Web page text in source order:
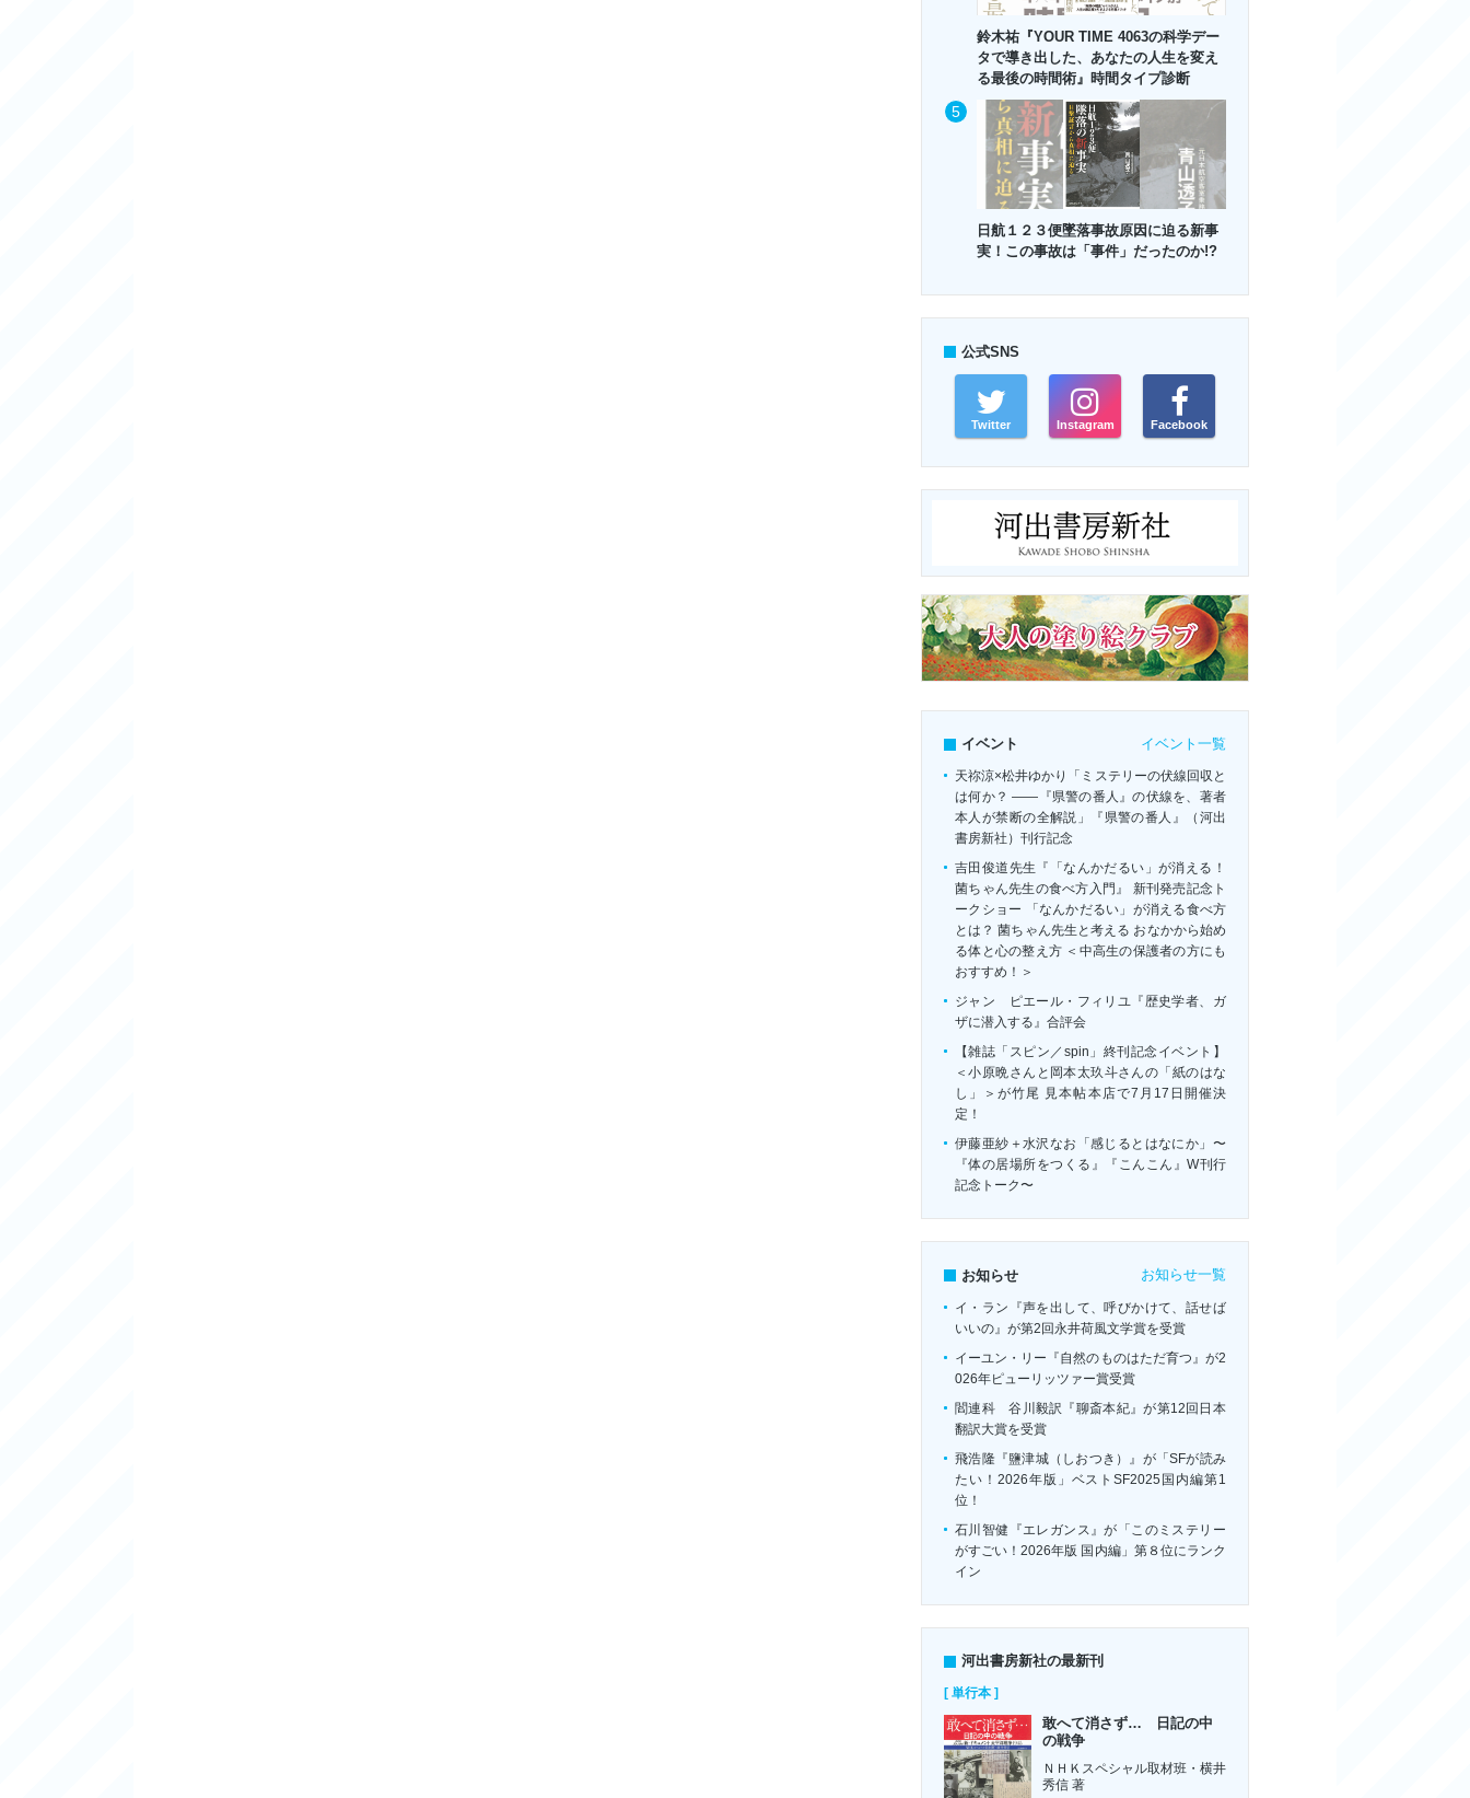
鈴木祐『YOUR TIME 4063の科学デー
タで導き出した、あなたの人生を変え
る最後の時間術』時間タイプ診断
日航１２３便墜落事故原因に迫る新事
実！この事故は「事件」だったのか!?
公式SNS
Twitter Instagram Facebook
イベント イベント一覧
天祢涼×松井ゆかり「ミステリーの伏線回収と
は何か？ ――『県警の番人』の伏線を、著者
本人が禁断の全解説」『県警の番人』（河出
書房新社）刊行記念
吉田俊道先生『「なんかだるい」が消える！
菌ちゃん先生の食べ方入門』 新刊発売記念ト
ークショー 「なんかだるい」が消える食べ方
とは？ 菌ちゃん先生と考える おなかから始め
る体と心の整え方 ＜中高生の保護者の方にも
おすすめ！＞
ジャン゠ピエール・フィリユ『歴史学者、ガ
ザに潜入する』合評会
【雑誌「スピン／spin」終刊記念イベント】
＜小原晩さんと岡本太玖斗さんの「紙のはな
し」＞が竹尾 見本帖本店で7月17日開催決
定！
伊藤亜紗＋水沢なお「感じるとはなにか」〜
『体の居場所をつくる』『こんこん』W刊行
記念トーク〜
お知らせ お知らせ一覧
イ・ラン『声を出して、呼びかけて、話せば
いいの』が第2回永井荷風文学賞を受賞
イーユン・リー『自然のものはただ育つ』が2
026年ピューリッツァー賞受賞
閻連科 谷川毅訳『聊斎本紀』が第12回日本
翻訳大賞を受賞
飛浩隆『鹽津城（しおつき）』が「SFが読み
たい！2026年版」ベストSF2025国内編第1
位！
石川智健『エレガンス』が「このミステリー
がすごい！2026年版 国内編」第８位にランク
イン
河出書房新社の最新刊
[ 単行本 ]
敢へて消さず… 日記の中
の戦争
ＮＨＫスペシャル取材班・横井
秀信 著